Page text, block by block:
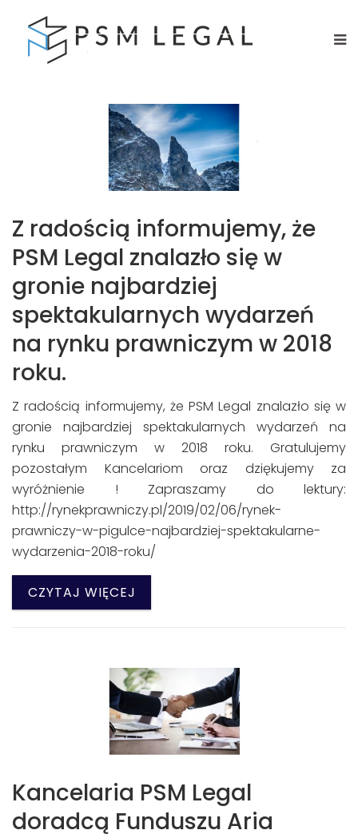
Z radością informujemy, że
PSM Legal znalazło się w
gronie najbardziej
spektakularnych wydarzeń
na rynku prawniczym w 2018
roku.
Z radością informujemy, że PSM Legal znalazło się w
gronie najbardziej spektakularnych wydarzeń na
rynku prawniczym w 2018 roku. Gratulujemy
pozostałym Kancelariom oraz dziękujemy za
wyróżnienie ! Zapraszamy do lektury:
http://rynekprawniczy.pl/2019/02/06/rynek-
prawniczy-w-pigulce-najbardziej-spektakularne-
wydarzenia-2018-roku/
CZYTAJ WIĘCEJ
Kancelaria PSM Legal
doradcą Funduszu Aria